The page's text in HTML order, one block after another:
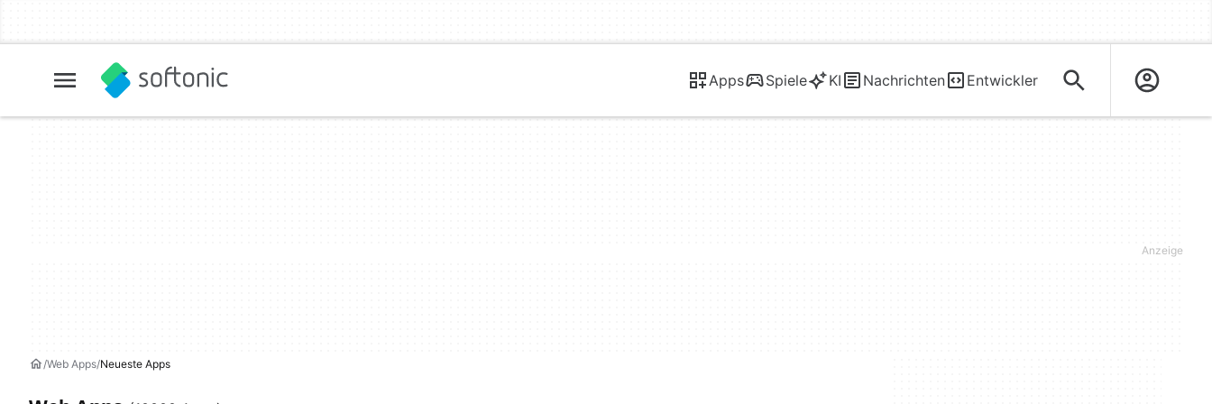
Apps Spiele KI Nachrichten Entwickler
Web Apps Neueste Apps